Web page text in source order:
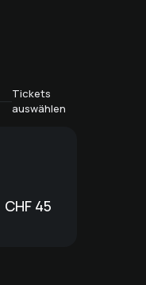
Tickets
auswählen
CHF 45